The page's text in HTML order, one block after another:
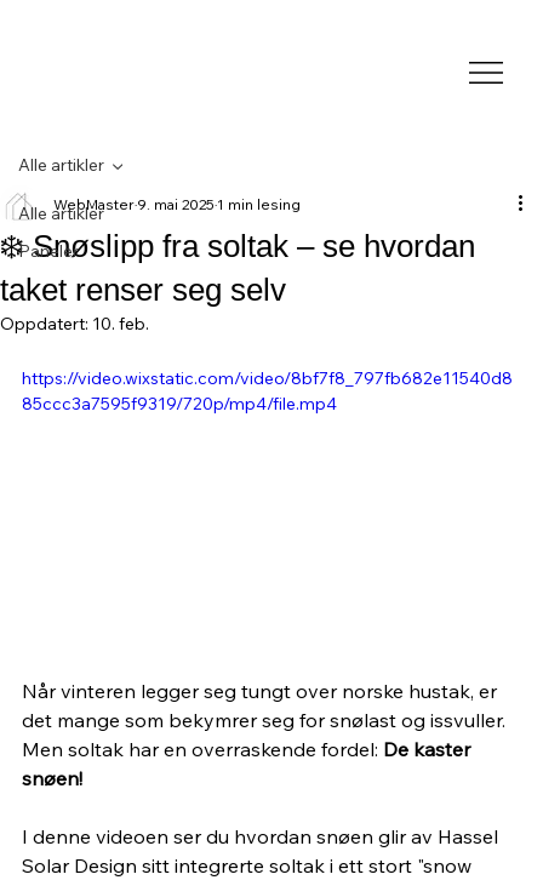
Alle artikler
Paneler
Alle artikler
❄️ Snøslipp fra soltak – se hvordan
taket renser seg selv
WebMaster 9. mai 2025 1 min lesing
Oppdatert: 10. feb.
https://video.wixstatic.com/video/8bf7f8_797fb682e11540d8
85ccc3a7595f9319/720p/mp4/file.mp4
Når vinteren legger seg tungt over norske hustak, er
det mange som bekymrer seg for snølast og issvuller.
Men soltak har en overraskende fordel: De kaster
snøen!
I denne videoen ser du hvordan snøen glir av Hassel
Solar Design sitt integrerte soltak i ett stort "snow